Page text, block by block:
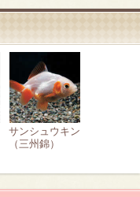
サンシュウキン
（三州錦）